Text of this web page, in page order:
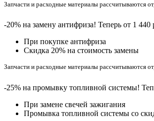
Запчасти и расходные материалы рассчитываются
-20% на замену антифриза! Теперь от 1 440
При покупке антифриза
Cкидка 20% на стоимость замены
Запчасти и расходные материалы рассчитываются
-25% на промывку топливной системы!
При замене свечей зажигания
Промывка топливной системы со